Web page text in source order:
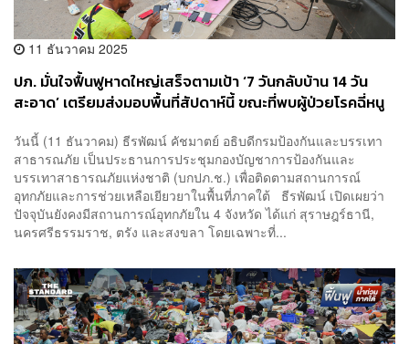
11 ธันวาคม 2025
ปภ. มั่นใจฟื้นฟูหาดใหญ่เสร็จตามเป้า ‘7 วันกลับบ้าน 14 วัน
สะอาด’ เตรียมส่งมอบพื้นที่สัปดาห์นี้ ขณะที่พบผู้ป่วยโรคฉี่หนู
วันนี้ (11 ธันวาคม) ธีรพัฒน์ คัชมาตย์ อธิบดีกรมป้องกันและบรรเทา
สาธารณภัย เป็นประธานการประชุมกองบัญชาการป้องกันและ
บรรเทาสาธารณภัยแห่งชาติ (บกปภ.ช.) เพื่อติดตามสถานการณ์
อุทกภัยและการช่วยเหลือเยียวยาในพื้นที่ภาคใต้ ธีรพัฒน์ เปิดเผยว่า
ปัจจุบันยังคงมีสถานการณ์อุทกภัยใน 4 จังหวัด ได้แก่ สุราษฎร์ธานี,
นครศรีธรรมราช, ตรัง และสงขลา โดยเฉพาะที่...